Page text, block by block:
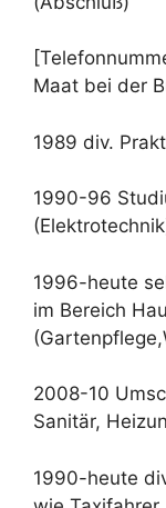
Maat bei der
1989 div.
1990-96
1996-heute
im Bereich
2008-10
Sanitär,
1990-heute